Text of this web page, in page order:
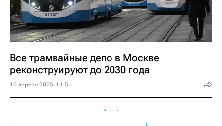
Все трамвайные депо в Москве
реконструируют до 2030 года
10 апреля 2025, 14:51